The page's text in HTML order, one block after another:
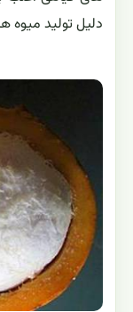
دلیل تولید میوه